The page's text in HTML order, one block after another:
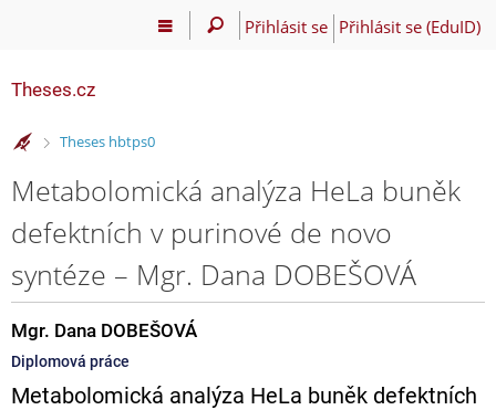
Přihlásit se Přihlásit se (EduID)
Theses.cz
>
Theses hbtps0
Metabolomická analýza HeLa buněk
defektních v purinové de novo
syntéze – Mgr. Dana DOBEŠOVÁ
Mgr. Dana DOBEŠOVÁ
Diplomová práce
Metabolomická analýza HeLa buněk defektních